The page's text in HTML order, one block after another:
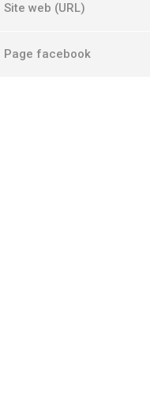
Site web (URL)
Page facebook